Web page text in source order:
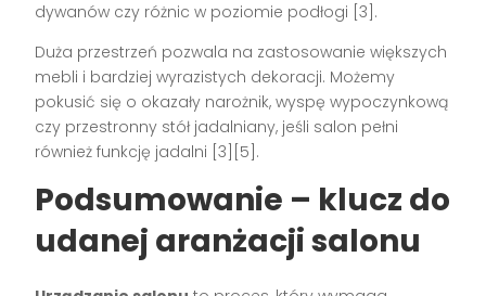
dywanów czy różnic w poziomie podłogi [3].
Duża przestrzeń pozwala na zastosowanie większych
mebli i bardziej wyrazistych dekoracji. Możemy
pokusić się o okazały narożnik, wyspę wypoczynkową
czy przestronny stół jadalniany, jeśli salon pełni
również funkcję jadalni [3][5].
Podsumowanie – klucz do
udanej aranżacji salonu